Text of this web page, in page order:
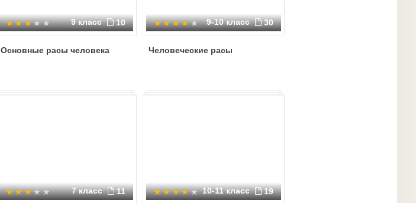
9 класс 10
Основные расы человека
9-10 класс 30
Человеческие расы
7 класс 11 10-11 класс 19